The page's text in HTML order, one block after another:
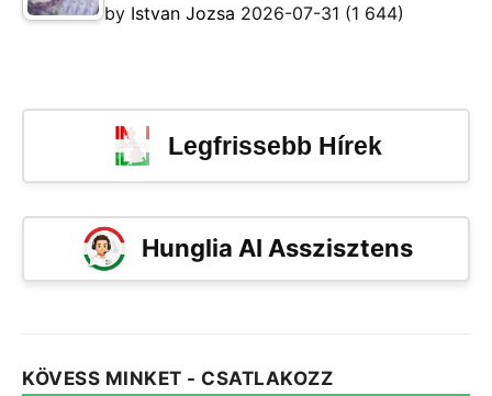
by Istvan Jozsa 2026-07-31 (1 644)
Legfrissebb Hírek
Hunglia AI Asszisztens
KÖVESS MINKET - CSATLAKOZZ